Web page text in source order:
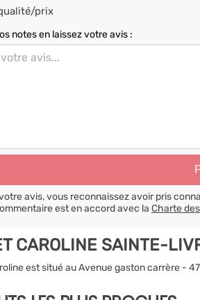
prix
notes en laissez votre avis :
avis, vous reconnaissez avoir pris
est en accord avec la Charte
CAROLINE SAINTE-
est situé au Avenue gaston carrère -